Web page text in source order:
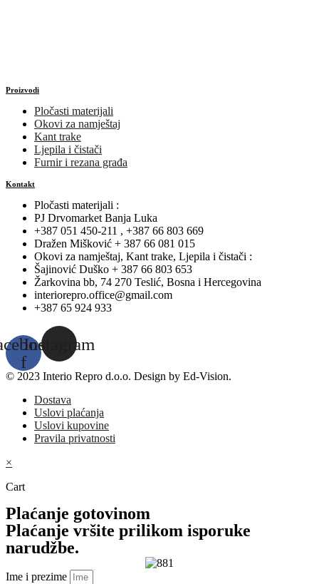
Proizvodi
Pločasti materijali
Okovi za namještaj
Kant trake
Ljepila i čistači
Furnir i rezana građa
Kontakt
Pločasti materijali :
PJ Drvomarket Banja Luka
+387 051 450-211 , +387 66 803 669
Dražen Mišković + 387 66 081 015
Okovi za namještaj, Kant trake, Ljepila i čistači :
Šajinović Duško + 387 66 803 653
Žarkovina bb, 74 270 Teslić, Bosna i Hercegovina
interiorepro.office@gmail.com
+387 65 924 933
f
Instagram
© 2023 Interio Repro d.o.o. Design by Ed-Vision.
Dostava
Uslovi plaćanja
Uslovi kupovine
Pravila privatnosti
×
Cart
Plaćanje gotovinom
Plaćanje vršite prilikom isporuke
narudžbe.
Ime i prezime